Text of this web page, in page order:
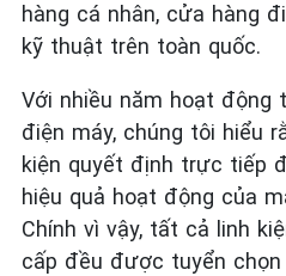
hàng cá nhân, cửa hàng
kỹ thuật trên toàn quốc.
Với nhiều năm hoạt động
điện máy, chúng tôi hiểu
kiện quyết định trực tiếp
hiệu quả hoạt động của
Chính vì vậy, tất cả linh
cấp đều được tuyển